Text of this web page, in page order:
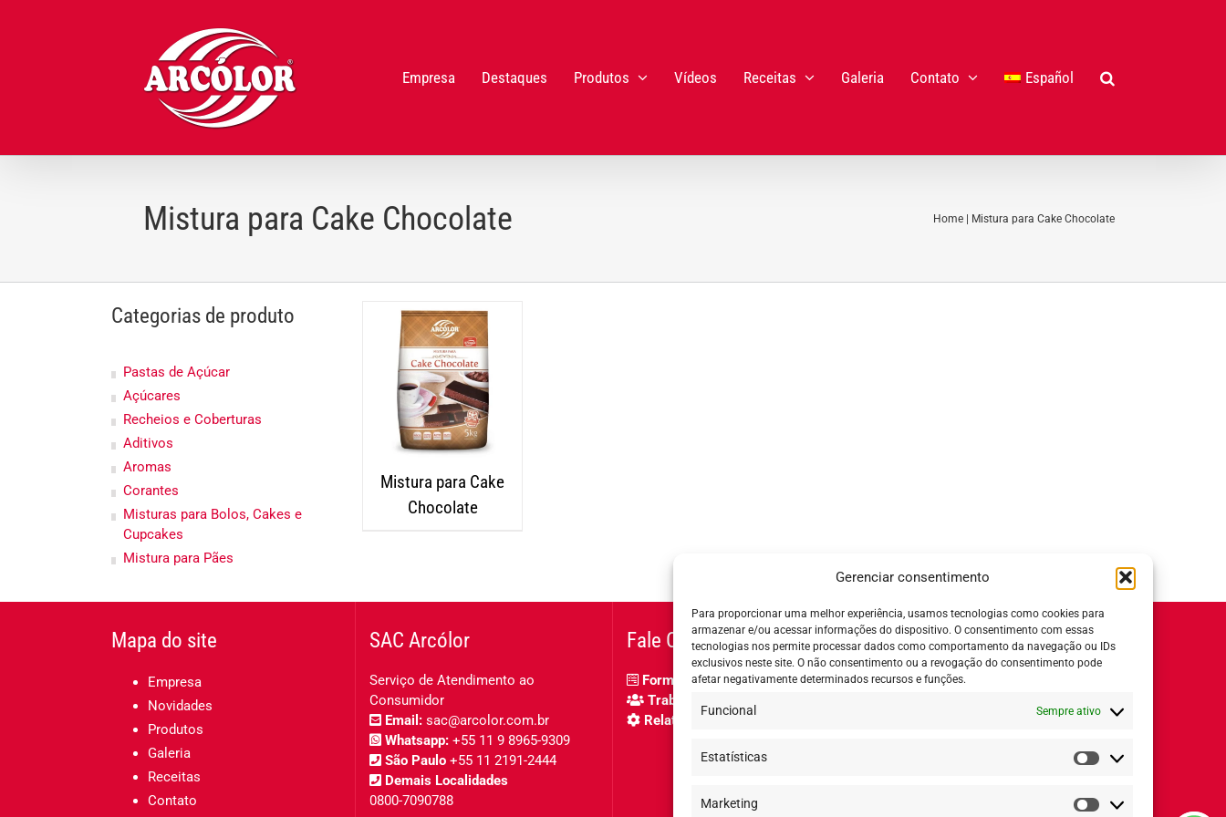
Gerenciar consentimento
Para proporcionar uma melhor experiência, usamos tecnologias como cookies para
armazenar e/ou acessar informações do dispositivo. O consentimento com essas
tecnologias nos permite processar dados como comportamento da navegação ou IDs
exclusivos neste site. O não consentimento ou a revogação do consentimento pode
afetar negativamente determinados recursos e funções.
Funcional Sempre ativo
Estatísticas
Estatísticas
Marketing
Marketing
Empresa Destaques Produtos Vídeos Receitas Galeria Contato Español
Mistura para Cake Chocolate Home Mistura para Cake Chocolate
Mistura para Cake
Chocolate
Categorias de produto
Pastas de Açúcar
Açúcares
Recheios e Coberturas
Aditivos
Aromas
Corantes
Misturas para Bolos, Cakes e
Cupcakes
Mistura para Pães
Mapa do site
Empresa
Novidades
Produtos
Galeria
Receitas
Contato
SAC Arcólor
Serviço de Atendimento ao
Consumidor
Email: sac@arcolor.com.br
Whatsapp: +55 11 9 8965-9309
São Paulo +55 11 2191-2444
Demais Localidades
0800-7090788
Fale Conosco
Formulário de contato
Trabalhe Conosco
Relatório de igualdade salarial
Horário de Atendimento:
Segunda a quinta-feira: